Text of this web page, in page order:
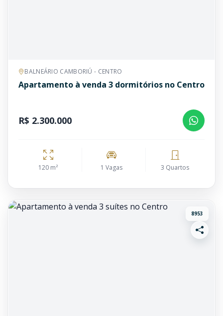
BALNEÁRIO CAMBORIÚ - CENTRO
Apartamento à venda 3 dormitórios no Centro
R$ 2.300.000
120 m² 1 Vagas 3 Quartos
8953